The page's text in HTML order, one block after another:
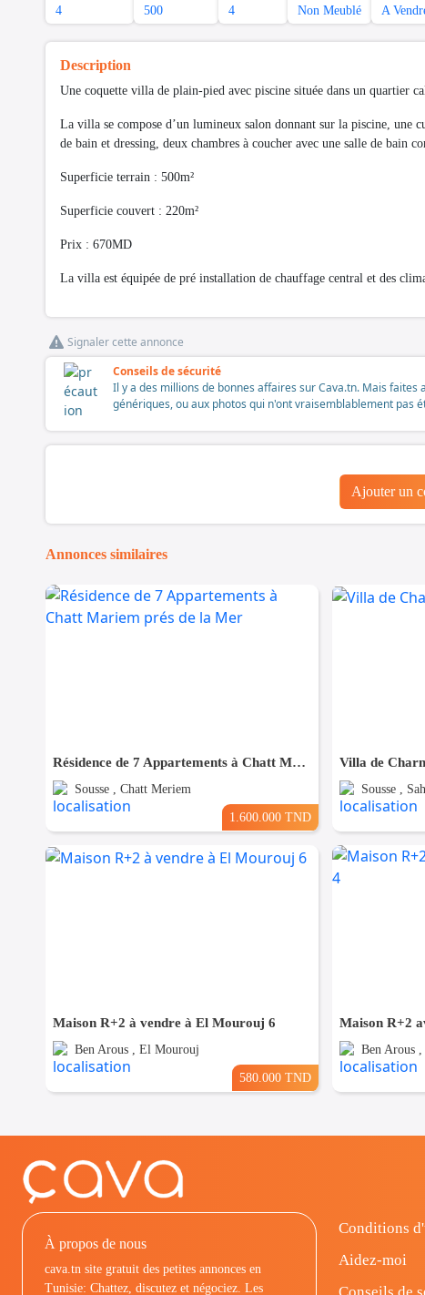
4 500 4 Non Meublé A
Description
Une coquette villa de plain-pied avec piscine située dans un quartier
La villa se compose d’un lumineux salon donnant sur la piscine, une
de bain et dressing, deux chambres à coucher avec une salle de bain
Superficie terrain : 500m²
Superficie couvert : 220m²
Prix : 670MD
La villa est équipée de pré installation de chauffage central et des
Signaler cette annonce
Conseils de sécurité
Il y a des millions de bonnes affaires sur Cava.tn. Mais
génériques, ou aux photos qui n'ont vraisemblablement pas
Ajouter un
Annonces similaires
Résidence de 7 Appartements à Chatt Mariem prés de la Mer
Sousse , Chatt Meriem
1.600.000 TND
Villa de
Sousse ,
Maison R+2 à vendre à El Mourouj 6
Ben Arous , El Mourouj
580.000 TND
Maison R+2
Ben Arous
À propos de nous
cava.tn site gratuit des petites annonces en
Tunisie: Chattez, discutez et négociez. Les
Conditions
Aidez-moi